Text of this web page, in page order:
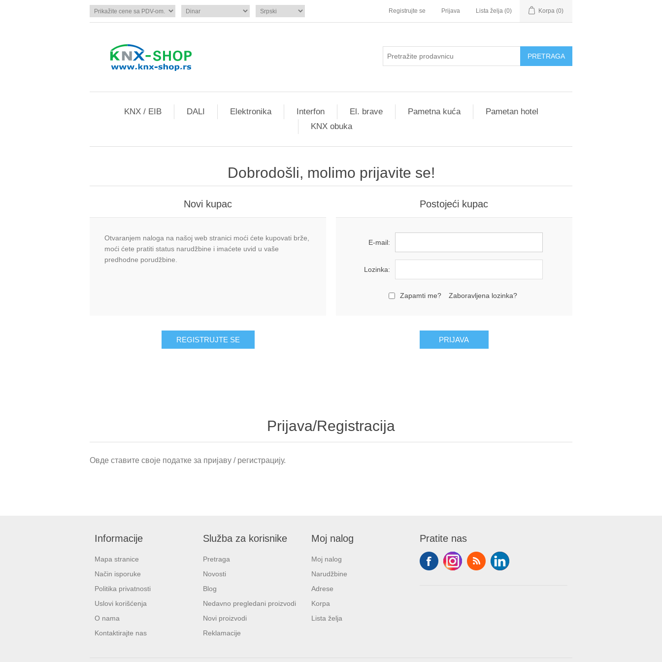
Registrujte se Prijava Lista želja (0) Korpa (0)
KNX / EIB DALI Elektronika Interfon El. brave Pametna kuća
Pametan hotel
KNX obuka
Dobrodošli, molimo prijavite se!
Novi kupac
Otvaranjem naloga na našoj web stranici moći ćete kupovati brže,
moći ćete pratiti status narudžbine i imaćete uvid u vaše
predhodne porudžbine.
Postojeći kupac
E-mail:
Lozinka:
Zapamti me? Zaboravljena lozinka?
Prijava/Registracija
Овде ставите своје податке за пријаву / регистрацију.
Informacije
Mapa stranice
Način isporuke
Politika privatnosti
Uslovi korišćenja
O nama
Kontaktirajte nas
Služba za korisnike
Pretraga
Novosti
Blog
Nedavno pregledani proizvodi
Novi proizvodi
Reklamacije
Moj nalog
Moj nalog
Narudžbine
Adrese
Korpa
Lista želja
Pratite nas